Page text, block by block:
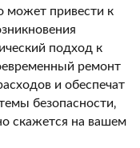
может привести к
подход к
ремонт
и обеспечат
безопасности‚
скажется на вашем